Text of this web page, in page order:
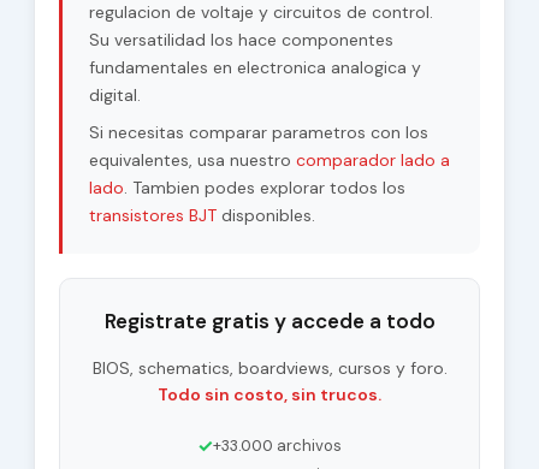
regulacion de voltaje y circuitos de control.
Su versatilidad los hace componentes
fundamentales en electronica analogica y
digital.
Si necesitas comparar parametros con los
equivalentes, usa nuestro comparador lado a
lado. Tambien podes explorar todos los
transistores BJTdisponibles.
Registrate gratis y accede a todo
BIOS, schematics, boardviews, cursos y foro.
Todo sin costo, sin trucos.
✓+33.000 archivos